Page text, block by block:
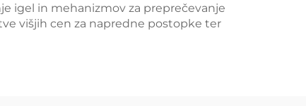
igel in mehanizmov za preprečevanje
višjih cen za napredne postopke ter